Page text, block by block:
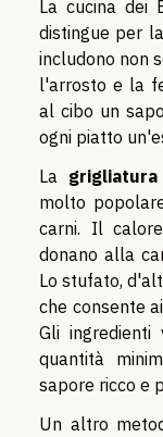
La cucina dei
distingue per
includono non
l'arrosto e la
al cibo un
ogni piatto
La grigliatura
molto
carni. Il
donano alla
Lo stufato,
che consente
Gli
quantità
sapore ricco e
Un altro